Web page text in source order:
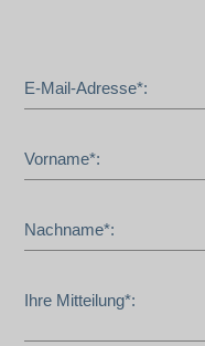
E-Mail-Adresse*:
Vorname*:
Nachname*:
Ihre Mitteilung*: